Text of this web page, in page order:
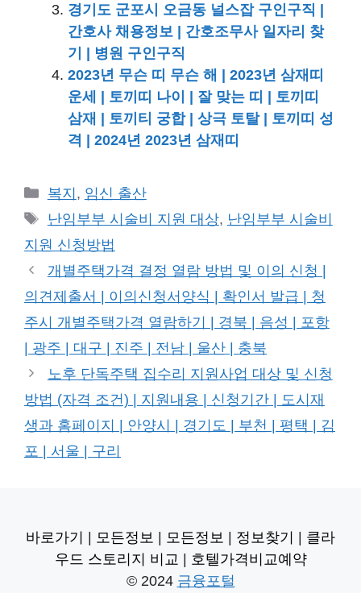
경기도 군포시 오금동 널스잡 구인구직 |
간호사 채용정보 | 간호조무사 일자리 찾
기 | 병원 구인구직
2023년 무슨 띠 무슨 해 | 2023년 삼재띠
운세 | 토끼띠 나이 | 잘 맞는 띠 | 토끼띠
삼재 | 토끼티 궁합 | 상극 토탈 | 토끼띠 성
격 | 2024년 2023년 삼재띠
카
테
리
복지 , 임신 출산
태
그
난임부부 시술비 지원 대상, 난임부부 시술비
지원 신청방법
개별주택가격 결정 열람 방법 및 이의 신청 |
의견제출서 | 이의신청서양식 | 확인서 발급 | 청
주시 개별주택가격 열람하기 | 경북 | 음성 | 포항
| 광주 | 대구 | 진주 | 전남 | 울산 | 충북
노후 단독주택 집수리 지원사업 대상 및 신청
방법 (자격 조건) | 지원내용 | 신청기간 | 도시재
생과 홈페이지 | 안양시 | 경기도 | 부천 | 평택 | 김
포 | 서울 | 구리
바로가기 | 모든정보 | 모든정보 | 정보찾기 | 클라
우드 스토리지 비교 | 호텔가격비교예약
© 2024 금융포털